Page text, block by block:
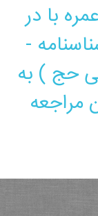
با در
-
حج ) به
مراجعه